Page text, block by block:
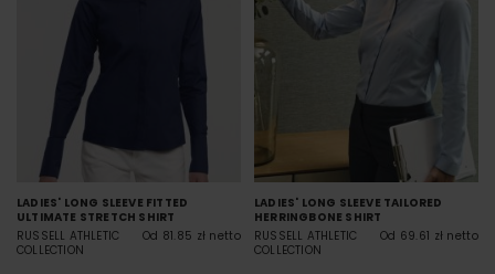
LADIES' LONG SLEEVE FITTED
ULTIMATE STRETCH SHIRT
RUSSELL ATHLETIC
COLLECTION
Od 81.85 zł netto
LADIES' LONG SLEEVE TAILORED
HERRINGBONE SHIRT
RUSSELL ATHLETIC
COLLECTION
Od 69.61 zł netto